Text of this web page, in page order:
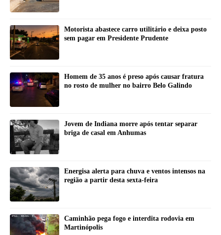
Motorista abastece carro utilitário e deixa posto
sem pagar em Presidente Prudente
Homem de 35 anos é preso após causar fratura
no rosto de mulher no bairro Belo Galindo
Jovem de Indiana morre após tentar separar
briga de casal em Anhumas
Energisa alerta para chuva e ventos intensos na
região a partir desta sexta-feira
Caminhão pega fogo e interdita rodovia em
Martinópolis